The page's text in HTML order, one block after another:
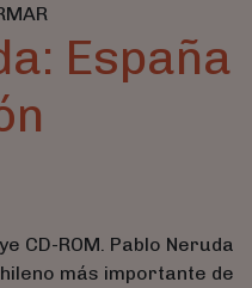
España
CD-ROM. Pablo Neruda
más importante de